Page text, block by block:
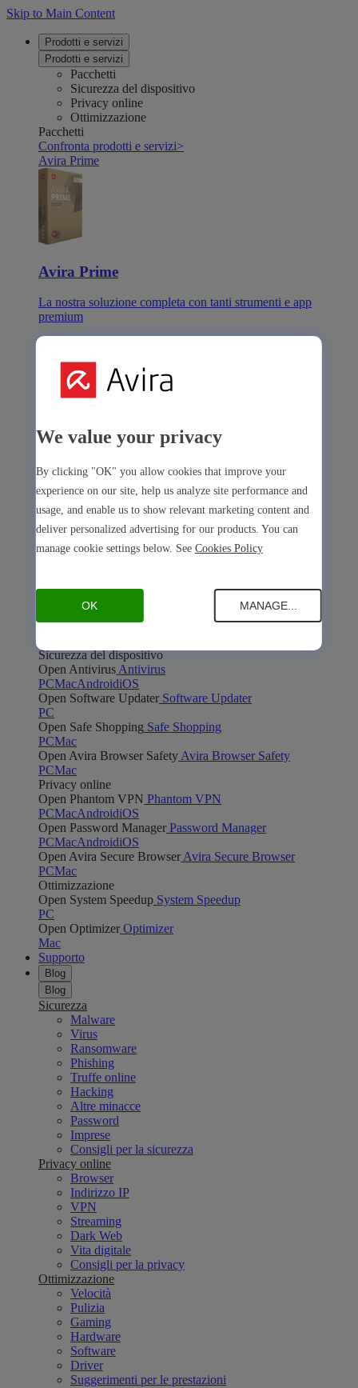
Skip to Main Content
Prodotti e servizi
Prodotti e servizi
Pacchetti
Sicurezza del dispositivo
Privacy online
Ottimizzazione
Pacchetti
Confronta prodotti e servizi>
Avira Prime
Avira Prime
La nostra soluzione completa con tanti strumenti e app
premium
La nostra soluzione 3 in 1 con tanti strumenti premium
Free Security
Free Security
Sicurezza del dispositivo
Open Antivirus Antivirus
PCMacAndroidiOS
Open Software Updater Software Updater
PC
Open Safe Shopping Safe Shopping
PCMac
Open Avira Browser Safety Avira Browser Safety
PCMac
Privacy online
Open Phantom VPN Phantom VPN
PCMacAndroidiOS
Open Password Manager Password Manager
PCMacAndroidiOS
Open Avira Secure Browser Avira Secure Browser
PCMac
Ottimizzazione
Open System Speedup System Speedup
PC
Open Optimizer Optimizer
Mac
Supporto
Blog
Blog
Sicurezza
Malware
Virus
Ransomware
Phishing
Truffe online
Hacking
Altre minacce
Password
Imprese
Consigli per la sicurezza
Privacy online
Browser
Indirizzo IP
VPN
Streaming
Dark Web
Vita digitale
Consigli per la privacy
Ottimizzazione
Velocità
Pulizia
Gaming
Hardware
Software
Driver
Suggerimenti per le prestazioni
We value your privacy
By clicking "OK" you allow cookies that improve your
experience on our site, help us analyze site performance and
usage, and enable us to show relevant marketing content and
deliver personalized advertising for our products. You can
manage cookie settings below. See Cookies Policy
OK MANAGE...